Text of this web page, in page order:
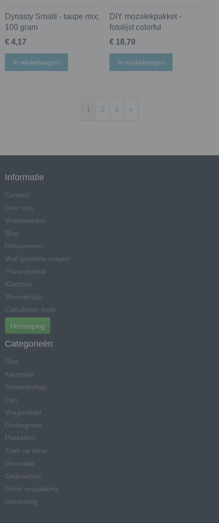
Dynasty Smalti - taupe mix;
100 gram
€ 4,17
In winkelwagen
DIY mozaïekpakket -
fotolijst colorful
€ 18,70
In winkelwagen
1 2 3 »
Informatie
Contact
Over ons
Voorwaarden
Blog
Retourneren
Veel gestelde vragen
Privacybeleid
Klachten
Woordenlijst
Calculation tools
Herroeping
Categorieën
Glas
Keramiek
Gereedschap
Lijm
Voegmiddel
Ondergrond
Pakketten
Zoek op kleur
Decoratie
Cadeaubon
Groot verpakking
Opruiming